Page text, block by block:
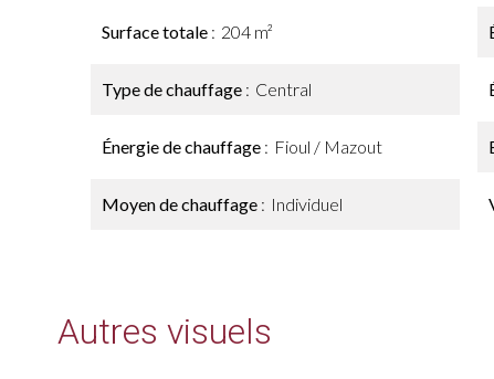
Surface totale 204 m²
Type de chauffage Central
Énergie de chauffage Fioul / Mazout
Moyen de chauffage Individuel
Autres visuels